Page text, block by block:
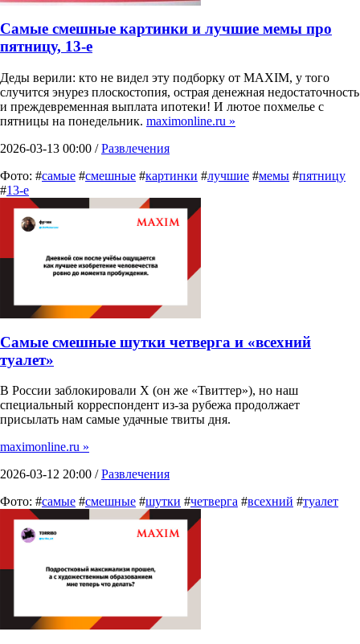
Самые смешные картинки и лучшие мемы про
пятницу, 13-е
Деды верили: кто не видел эту подборку от MAXIM, у того
случится энурез плоскостопия, острая денежная недостаточность
и преждевременная выплата ипотеки! И лютое похмелье с
пятницы на понедельник. maximonline.ru »
2026-03-13 00:00 /Развлечения
Фото: #самые #смешные #картинки #лучшие #мемы #пятницу
#13-е
Самые смешные шутки четверга и «всехний
туалет»
В России заблокировали X (он же «Твиттер»), но наш
специальный корреспондент из-за рубежа продолжает
присылать нам самые удачные твиты дня.
maximonline.ru »
2026-03-12 20:00 /Развлечения
Фото: #самые #смешные #шутки #четверга #всехний #туалет